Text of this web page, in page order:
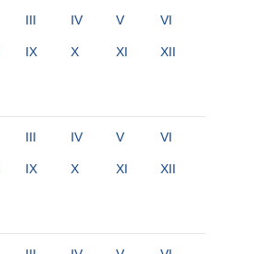
III IV V VI
IX X XI XII
III IV V VI
IX X XI XII